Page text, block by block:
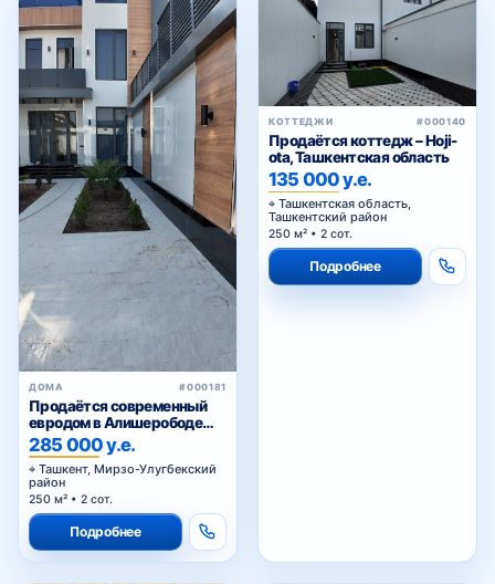
ДОМА #000181
Продаётся современный
евродом в Алишерободе
Мирзо-Улугбекский район
285 000 у.е.
Ташкент, Мирзо-Улугбекский
район
250 м² • 2 сот.
Подробнее
КОТТЕДЖИ #000140
Продаётся коттедж – Hoji-
ota, Ташкентская область
135 000 у.е.
Ташкентская область,
Ташкентский район
250 м² • 2 сот.
Подробнее